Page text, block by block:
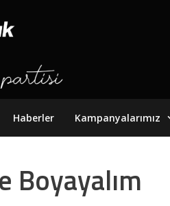
Haberler Kampanyalarımız
Boyayalım